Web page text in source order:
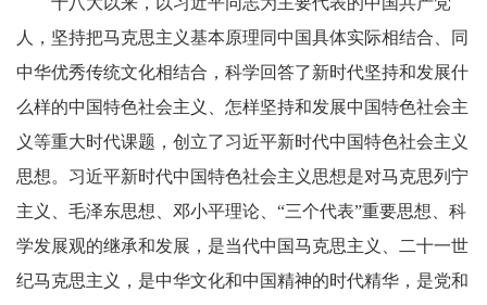
人，坚持把马克思主义基本原理同中国具体实际相结合、同
中华优秀传统文化相结合，科学回答了新时代坚持和发展什
么样的中国特色社会主义、怎样坚持和发展中国特色社会主
义等重大时代课题，创立了习近平新时代中国特色社会主义
思想。习近平新时代中国特色社会主义思想是对马克思列宁
主义、毛泽东思想、邓小平理论、“三个代表”重要思想、科
学发展观的继承和发展，是当代中国马克思主义、二十一世
纪马克思主义，是中华文化和中国精神的时代精华，是党和